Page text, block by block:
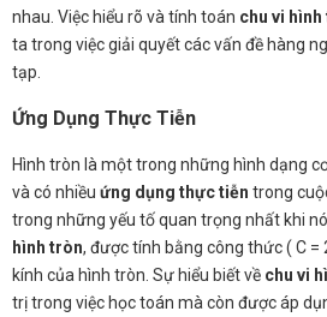
nhau. Việc hiểu rõ và tính toán chu vi
ta trong việc giải quyết các vấn đề hàng
tạp.
Ứng Dụng Thực Tiễn
Hình tròn là một trong những hình dạng
và có nhiều ứng dụng thực tiễn trong
trong những yếu tố quan trọng nhất khi
hình tròn, được tính bằng công thức ( C =
kính của hình tròn. Sự hiểu biết về chu vi
trị trong việc học toán mà còn được áp